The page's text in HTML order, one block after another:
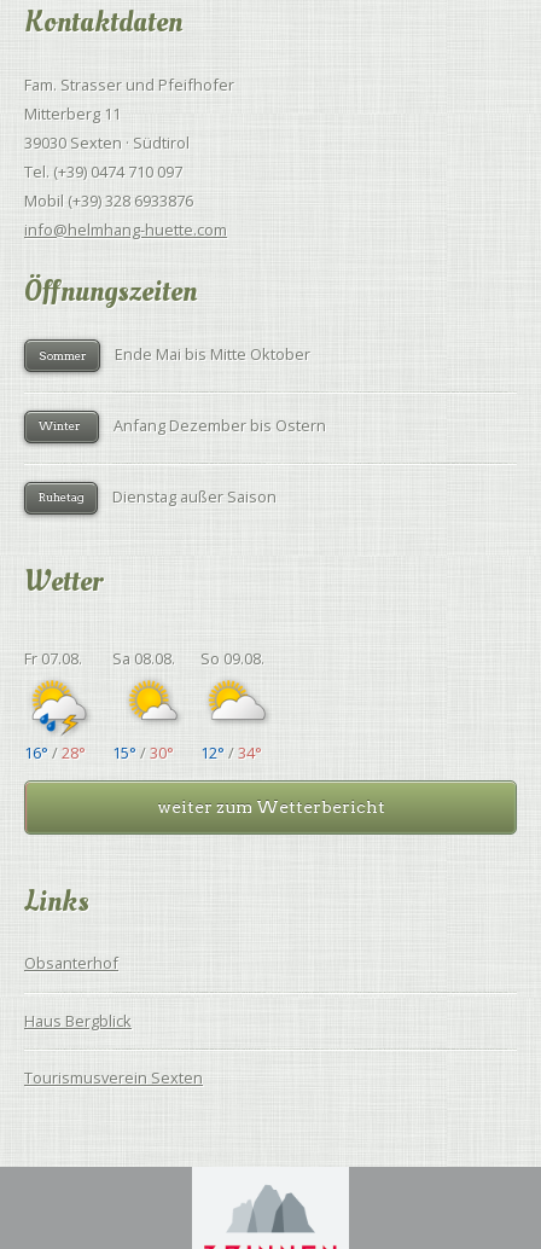
Kontaktdaten
Fam. Strasser und Pfeifhofer
Mitterberg 11
39030 Sexten · Südtirol
Tel. (+39) 0474 710 097
Mobil (+39) 328 6933876
info@helmhang-huette.com
Öffnungszeiten
Sommer Ende Mai bis Mitte Oktober
Winter Anfang Dezember bis Ostern
Ruhetag Dienstag außer Saison
Wetter
Fr 07.08.
16°/28°
Sa 08.08.
15° /30°
So 09.08.
12°/34°
weiter zum Wetterbericht
Links
Obsanterhof
Haus Bergblick
Tourismusverein Sexten